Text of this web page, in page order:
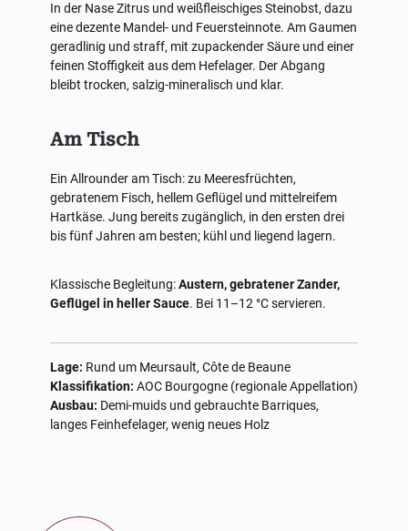
In der Nase Zitrus und weißfleischiges Steinobst, dazu
eine dezente Mandel- und Feuersteinnote. Am Gaumen
geradlinig und straff, mit zupackender Säure und einer
feinen Stoffigkeit aus dem Hefelager. Der Abgang
bleibt trocken, salzig-mineralisch und klar.
Am Tisch
Ein Allrounder am Tisch: zu Meeresfrüchten,
gebratenem Fisch, hellem Geflügel und mittelreifem
Hartkäse. Jung bereits zugänglich, in den ersten drei
bis fünf Jahren am besten; kühl und liegend lagern.
Klassische Begleitung:Austern, gebratener Zander,
Geflügel in heller Sauce. Bei 11–12 °C servieren.
Lage: Rund um Meursault, Côte de Beaune
Klassifikation: AOC Bourgogne (regionale Appellation)
Ausbau: Demi-muids und gebrauchte Barriques,
langes Feinhefelager, wenig neues Holz